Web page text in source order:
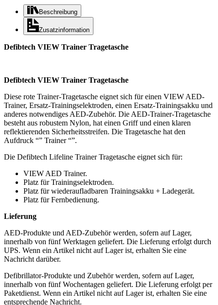
Beschreibung
Zusatzinformation
Defibtech VIEW Trainer Tragetasche
Defibtech VIEW Trainer Tragetasche
Diese rote Trainer-Tragetasche eignet sich für einen VIEW AED-
Trainer, Ersatz-Trainingselektroden, einen Ersatz-Trainingsakku und
anderes notwendiges AED-Zubehör. Die AED-Trainer-Tragetasche
besteht aus robustem Nylon, hat einen Griff und einen klaren
reflektierenden Sicherheitsstreifen. Die Tragetasche hat den
Aufdruck “” Trainer “”.
Die Defibtech Lifeline Trainer Tragetasche eignet sich für:
VIEW AED Trainer.
Platz für Trainingselektroden.
Platz für wiederaufladbaren Trainingsakku + Ladegerät.
Platz für Fernbedienung.
Lieferung
AED-Produkte und AED-Zubehör werden, sofern auf Lager,
innerhalb von fünf Werktagen geliefert. Die Lieferung erfolgt durch
UPS. Wenn ein Artikel nicht auf Lager ist, erhalten Sie eine
Nachricht darüber.
Defibrillator-Produkte und Zubehör werden, sofern auf Lager,
innerhalb von fünf Wochentagen geliefert. Die Lieferung erfolgt per
Paketdienst. Wenn ein Artikel nicht auf Lager ist, erhalten Sie eine
entsprechende Nachricht.